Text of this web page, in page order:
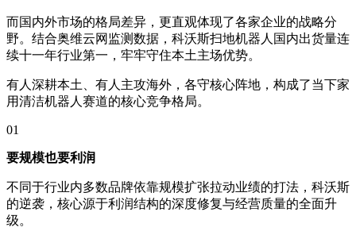
而国内外市场的格局差异，更直观体现了各家企业的战略分
野。结合奥维云网监测数据，科沃斯扫地机器人国内出货量连
续十一年行业第一，牢牢守住本土主场优势。
有人深耕本土、有人主攻海外，各守核心阵地，构成了当下家
用清洁机器人赛道的核心竞争格局。
01
要规模也要利润
不同于行业内多数品牌依靠规模扩张拉动业绩的打法，科沃斯
的逆袭，核心源于利润结构的深度修复与经营质量的全面升
级。